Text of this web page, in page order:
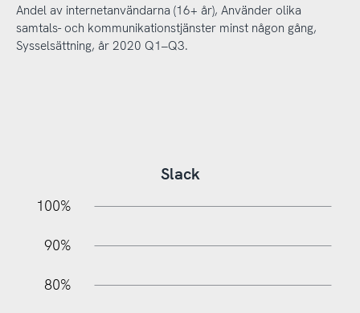
Andel av internetanvändarna (16+ år), Använder olika
samtals- och kommunikationstjänster minst någon gång,
Sysselsättning, år 2020 Q1–Q3.
Slack
100%
90%
80%